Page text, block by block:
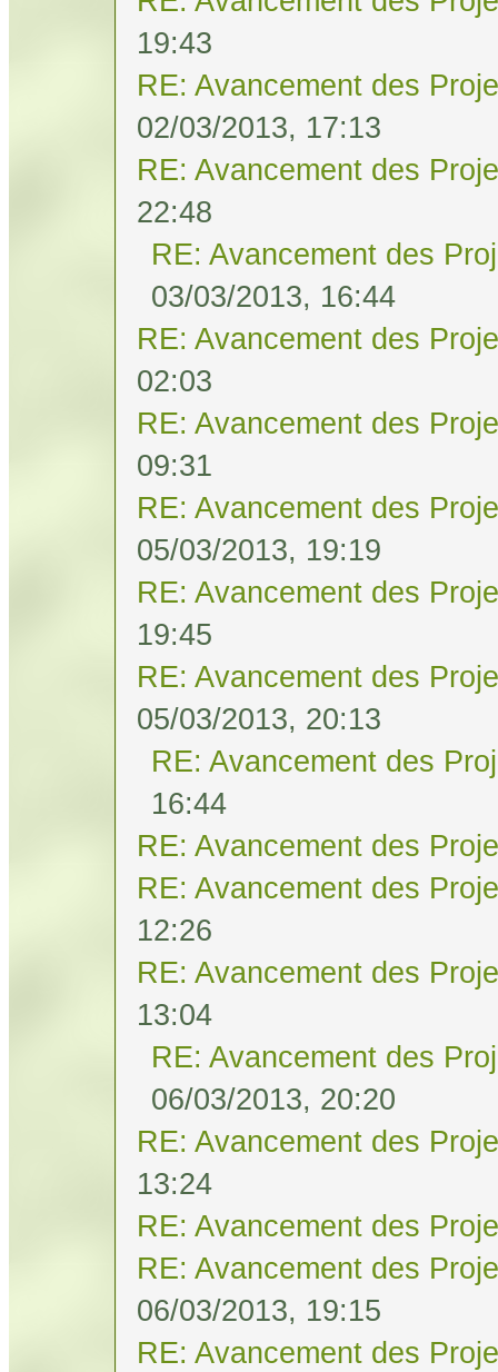
19:43
RE: Avancement des
02/03/2013, 17:13
RE: Avancement des
22:48
RE: Avancement des
03/03/2013, 16:44
RE: Avancement des
02:03
RE: Avancement des
09:31
RE: Avancement des
05/03/2013, 19:19
RE: Avancement des
19:45
RE: Avancement des
05/03/2013, 20:13
RE: Avancement des
16:44
RE: Avancement des
RE: Avancement des
12:26
RE: Avancement des
13:04
RE: Avancement des
06/03/2013, 20:20
RE: Avancement des
13:24
RE: Avancement des
RE: Avancement des
06/03/2013, 19:15
RE: Avancement des